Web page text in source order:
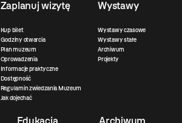
Zaplanuj wizytę
Kup bilet
Godziny otwarcia
Plan muzeum
Oprowadzenia
Informacje praktyczne
Dostępność
Regulamin zwiedzania Muzeum
Jak dojechać
Wystawy
Wystawy czasowe
Wystawy stałe
Archiwum
Projekty